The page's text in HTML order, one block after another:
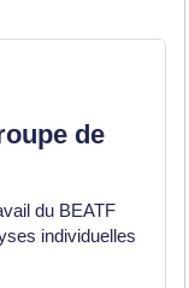
de
du BEATF
individuelles